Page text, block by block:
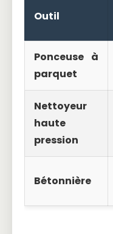
Outil
Ponceuse à
parquet
Nettoyeur
haute
pression
Bétonnière